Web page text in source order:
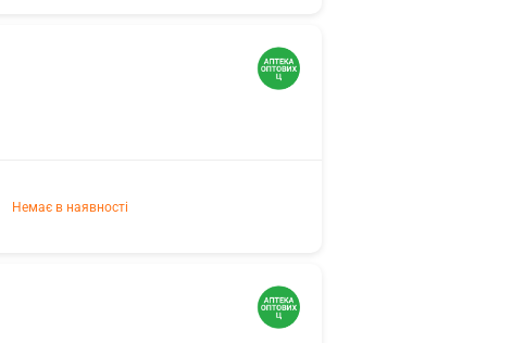
Немає в наявності